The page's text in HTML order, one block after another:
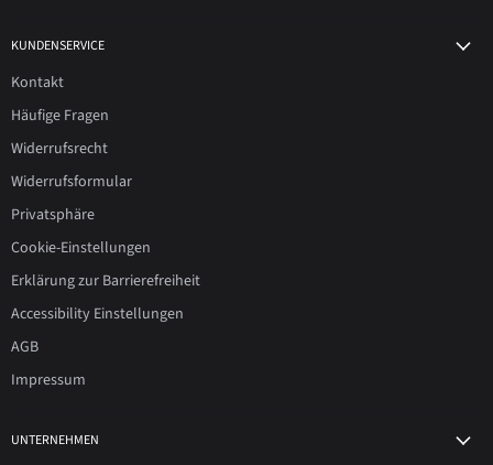
KUNDENSERVICE
Kontakt
Häufige Fragen
Widerrufsrecht
Widerrufsformular
Privatsphäre
Cookie-Einstellungen
Erklärung zur Barrierefreiheit
Accessibility Einstellungen
AGB
Impressum
UNTERNEHMEN